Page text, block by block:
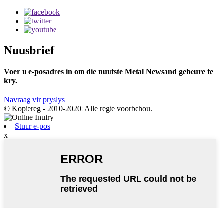
Nuusbrief
Voer u e-posadres in om die nuutste Metal Newsand gebeure te
kry.
Navraag vir pryslys
© Kopiereg - 2010-2020: Alle regte voorbehou.
Stuur e-pos
x